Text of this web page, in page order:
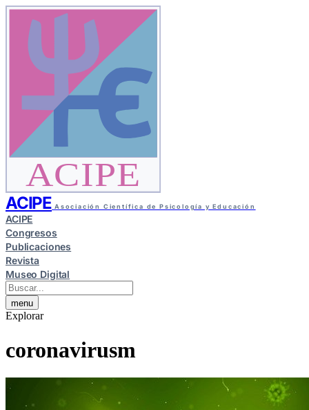
ACIPE
ACIPE Asociación Científica de Psicología y Educación
ACIPE
Congresos
Publicaciones
Revista
Museo Digital
menu
Explorar
coronavirusm